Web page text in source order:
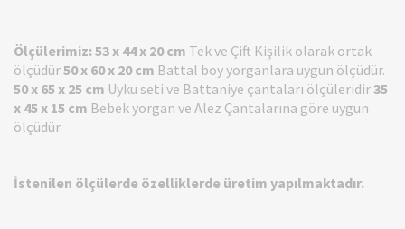
Ölçülerimiz:53 x 44 x 20 cm Tek ve Çift Kişilik olarak ortak
ölçüdür50 x 60 x 20 cm Battal boy yorganlara uygun ölçüdür.
50 x 65 x 25 cm Uyku seti ve Battaniye çantaları ölçüleridir35
x 45 x 15 cm Bebek yorgan ve Alez Çantalarına göre uygun
ölçüdür.
İstenilen ölçülerde özelliklerde üretim yapılmaktadır.